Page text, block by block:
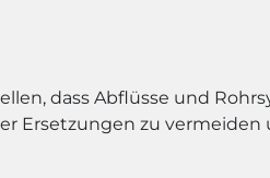
dass Abflüsse und
Ersetzungen zu